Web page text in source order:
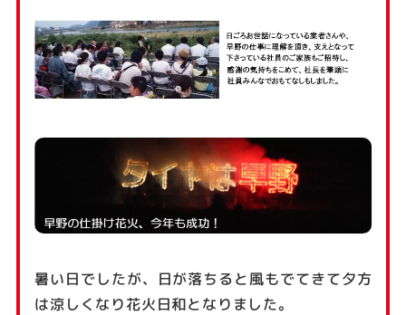
暑い日でしたが、日が落ちると風もでてきて夕方
は涼しくなり花火日和となりました。